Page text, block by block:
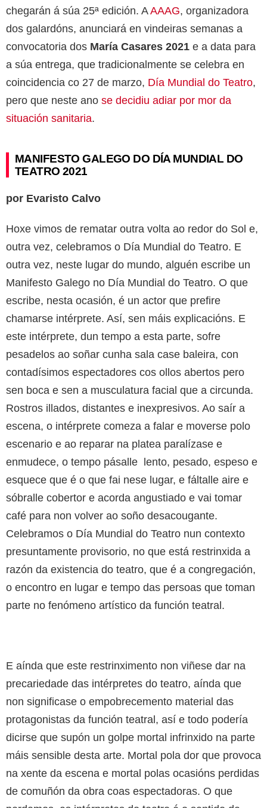
chegarán á súa 25ª edición. AAAAG, organizadora
dos galardóns, anunciará en vindeiras semanas a
convocatoria dos María Casares 2021 e a data para
a súa entrega, que tradicionalmente se celebra en
coincidencia co 27 de marzo, Día Mundial do Teatro,
pero que neste ano se decidiu adiar por mor da
situación sanitaria.
MANIFESTO GALEGO DO DÍA MUNDIAL DO
TEATRO 2021
por Evaristo Calvo
Hoxe vimos de rematar outra volta ao redor do Sol e,
outra vez, celebramos o Día Mundial do Teatro. E
outra vez, neste lugar do mundo, alguén escribe un
Manifesto Galego no Día Mundial do Teatro. O que
escribe, nesta ocasión, é un actor que prefire
chamarse intérprete. Así, sen máis explicacións. E
este intérprete, dun tempo a esta parte, sofre
pesadelos ao soñar cunha sala case baleira, con
contadísimos espectadores cos ollos abertos pero
sen boca e sen a musculatura facial que a circunda.
Rostros illados, distantes e inexpresivos. Ao saír a
escena, o intérprete comeza a falar e moverse polo
escenario e ao reparar na platea paralízase e
enmudece, o tempo pásalle lento, pesado, espeso e
esquece que é o que fai nese lugar, e fáltalle aire e
sóbralle cobertor e acorda angustiado e vai tomar
café para non volver ao soño desacougante.
Celebramos o Día Mundial do Teatro nun contexto
presuntamente provisorio, no que está restrinxida a
razón da existencia do teatro, que é a congregación,
o encontro en lugar e tempo das persoas que toman
parte no fenómeno artístico da función teatral.
E aínda que este restrinximento non viñese dar na
precariedade das intérpretes do teatro, aínda que
non significase o empobrecemento material das
protagonistas da función teatral, así e todo podería
dicirse que supón un golpe mortal infrinxido na parte
máis sensible desta arte. Mortal pola dor que provoca
na xente da escena e mortal polas ocasións perdidas
de comuñón da obra coas espectadoras. O que